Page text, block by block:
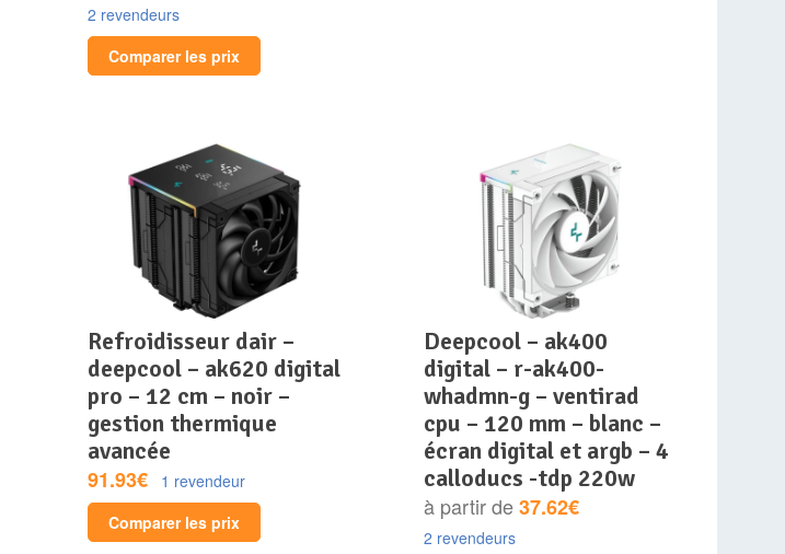
2 revendeurs
Comparer les prix
refroidisseur dair –
deepcool – ak620 digital
pro – 12 cm – noir –
gestion thermique
avancée
91.93€
1 revendeur
Comparer les prix
deepcool – ak400
digital – r-ak400-
whadmn-g – ventirad
cpu – 120 mm – blanc –
écran digital et argb – 4
calloducs -tdp 220w
à partir de37.62€
2 revendeurs